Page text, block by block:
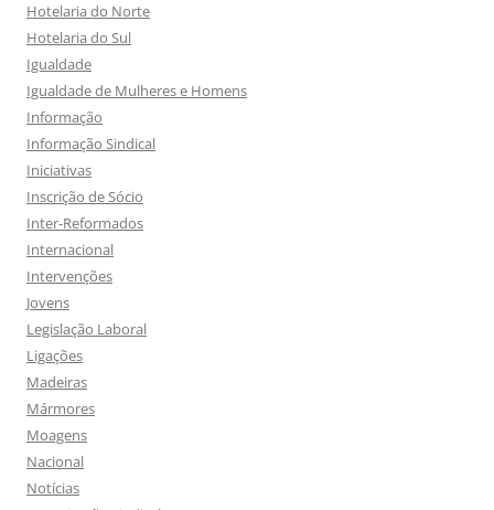
Hotelaria do Norte
Hotelaria do Sul
Igualdade
Igualdade de Mulheres e Homens
Informação
Informação Sindical
Iniciativas
Inscrição de Sócio
Inter-Reformados
Internacional
Intervenções
Jovens
Legislação Laboral
Ligações
Madeiras
Mármores
Moagens
Nacional
Notícias